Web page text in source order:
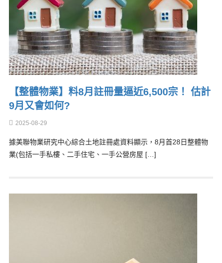
【整體物業】料8月註冊量逼近6,500宗！ 估計
9月又會如何?
2025-08-29
據美聯物業研究中心綜合土地註冊處資料顯示，8月首28日整體物
業(包括一手私樓、二手住宅、一手公營房屋 […]